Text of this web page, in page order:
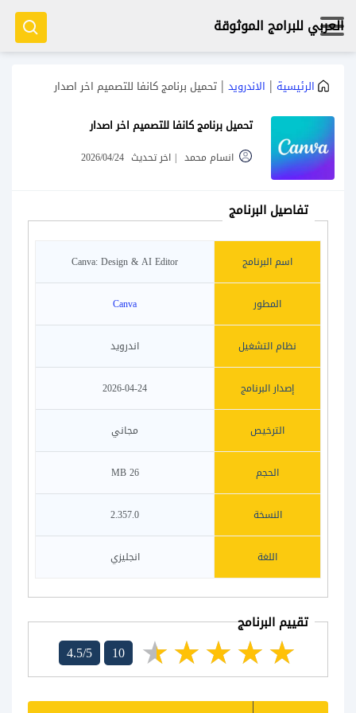
العربي للبرامج الموثوقة
الرئيسية | الاندرويد | تحميل برنامج كانفا للتصميم اخر اصدار
تحميل برنامج كانفا للتصميم اخر اصدار
انسام محمد | اخر تحديث 2026/04/24
تفاصيل البرنامج
اسم البرنامج Canva: Design & AI Editor
المطور Canva
نظام التشغيل اندرويد
إصدار البرنامج 2026-04-24
الترخيص مجاني
الحجم 26 MB
النسخة 2.357.0
اللغة انجليزي
تقييم البرنامج
4.5/5 10